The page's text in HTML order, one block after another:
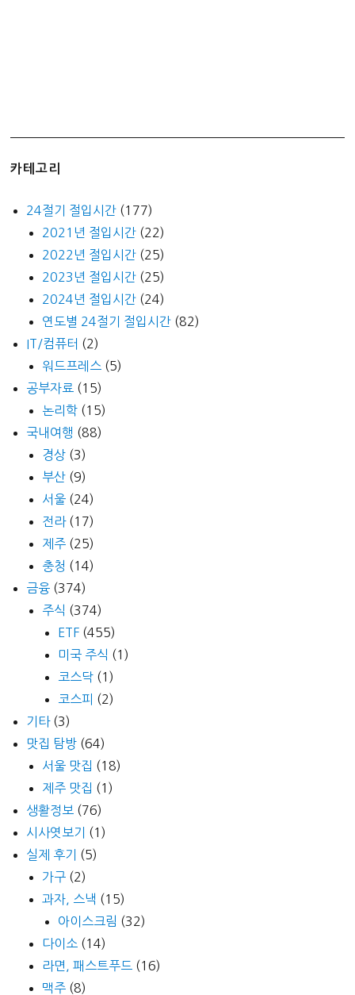
입
카테고리
24절기 절입시간 (177)
2021년 절입시간 (22)
2022년 절입시간 (25)
2023년 절입시간 (25)
2024년 절입시간 (24)
연도별 24절기 절입시간 (82)
IT/컴퓨터 (2)
워드프레스 (5)
공부자료 (15)
논리학 (15)
국내여행 (88)
경상 (3)
부산 (9)
서울 (24)
전라(17)
제주 (25)
충청 (14)
금융 (374)
주식 (374)
ETF (455)
미국 주식 (1)
코스닥 (1)
코스피 (2)
기타(3)
맛집 탐방 (64)
서울 맛집 (18)
제주 맛집 (1)
생활정보 (76)
시사엿보기
(1)
실제 후기
(5)
가구 (2)
과자, 스낵 (15)
아이스크림 (32)
다이소 (14)
라면, 패스트푸드 (16)
맥주 (8)